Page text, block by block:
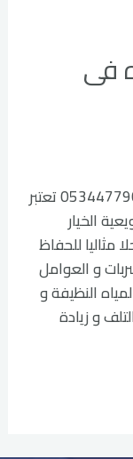
فى
شركة عزل خزانات المياه فى القويعية 0534477901 تعتبر
الخيار
مثاليا للحفاظ
و العوامل
النظيفة و
و زيادة